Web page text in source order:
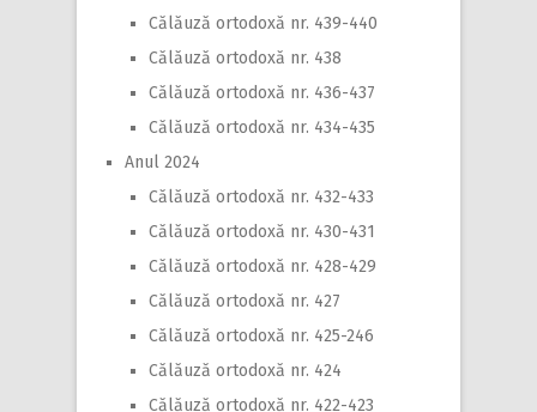
Călăuză ortodoxă nr. 439-440
Călăuză ortodoxă nr. 438
Călăuză ortodoxă nr. 436-437
Călăuză ortodoxă nr. 434-435
Anul 2024
Călăuză ortodoxă nr. 432-433
Călăuză ortodoxă nr. 430-431
Călăuză ortodoxă nr. 428-429
Călăuză ortodoxă nr. 427
Călăuză ortodoxă nr. 425-246
Călăuză ortodoxă nr. 424
Călăuză ortodoxă nr. 422-423